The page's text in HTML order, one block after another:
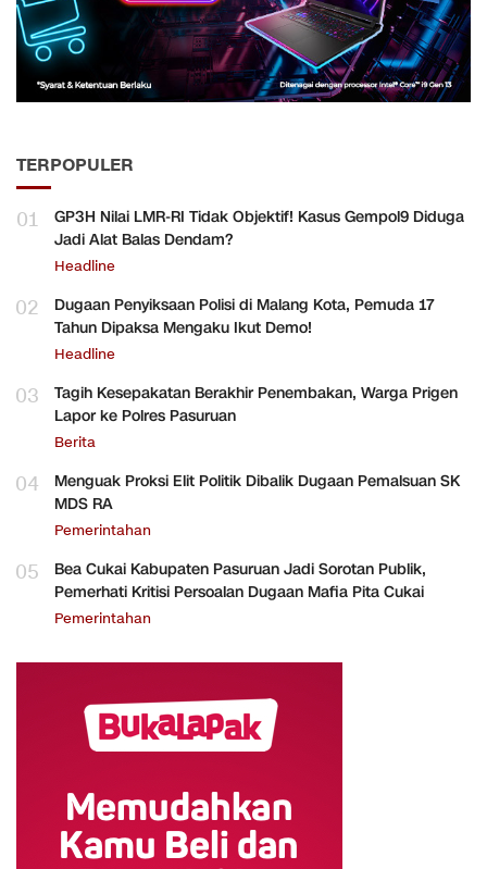
TERPOPULER
01
GP3H Nilai LMR-RI Tidak Objektif! Kasus Gempol9 Diduga
Jadi Alat Balas Dendam?
Headline
02
Dugaan Penyiksaan Polisi di Malang Kota, Pemuda 17
Tahun Dipaksa Mengaku Ikut Demo!
Headline
03
Tagih Kesepakatan Berakhir Penembakan, Warga Prigen
Lapor ke Polres Pasuruan
Berita
04
Menguak Proksi Elit Politik Dibalik Dugaan Pemalsuan SK
MDS RA
Pemerintahan
05
Bea Cukai Kabupaten Pasuruan Jadi Sorotan Publik,
Pemerhati Kritisi Persoalan Dugaan Mafia Pita Cukai
Pemerintahan